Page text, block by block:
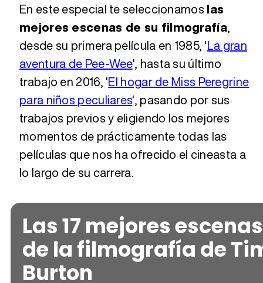
Tráiler Oficial en VOSE 'The Audacity'
En este especial te seleccionamos las
mejores escenas de su filmografía,
desde su primera película en 1985, 'La gran
aventura de Pee-Wee', hasta su último
trabajo en 2016, 'El hogar de Miss Peregrine
para niños peculiares', pasando por sus
trabajos previos y eligiendo los mejores
momentos de prácticamente todas las
películas que nos ha ofrecido el cineasta a
lo largo de su carrera.
Las 17 mejores escenas
de la filmografía de
Burton